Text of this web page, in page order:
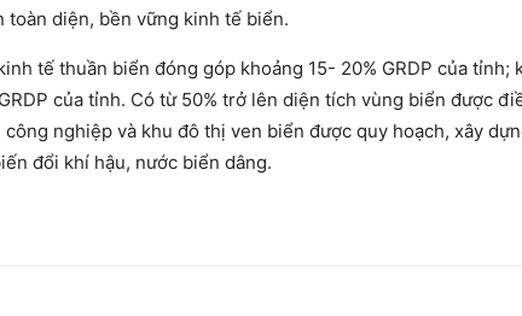
diện, bền vững kinh tế biển.
tế thuần biển đóng góp khoảng 15- 20% GRDP của
của tỉnh. Có từ 50% trở lên diện tích vùng biển được
công nghiệp và khu đô thị ven biển được quy hoạch, xây
đổi khí hậu, nước biển dâng.